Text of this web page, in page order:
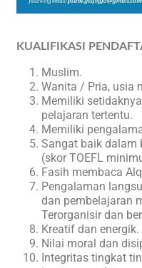
KUALIFIKASI
Muslim.
Wanita / Pria, usia
Memiliki
pelajaran tertentu.
Memiliki
Sangat baik dalam
(skor TOEFL
Fasih membaca
Pengalaman
dan pembelajaran
Terorganisir dan
Kreatif dan energik.
Nilai moral dan
Integritas tingkat